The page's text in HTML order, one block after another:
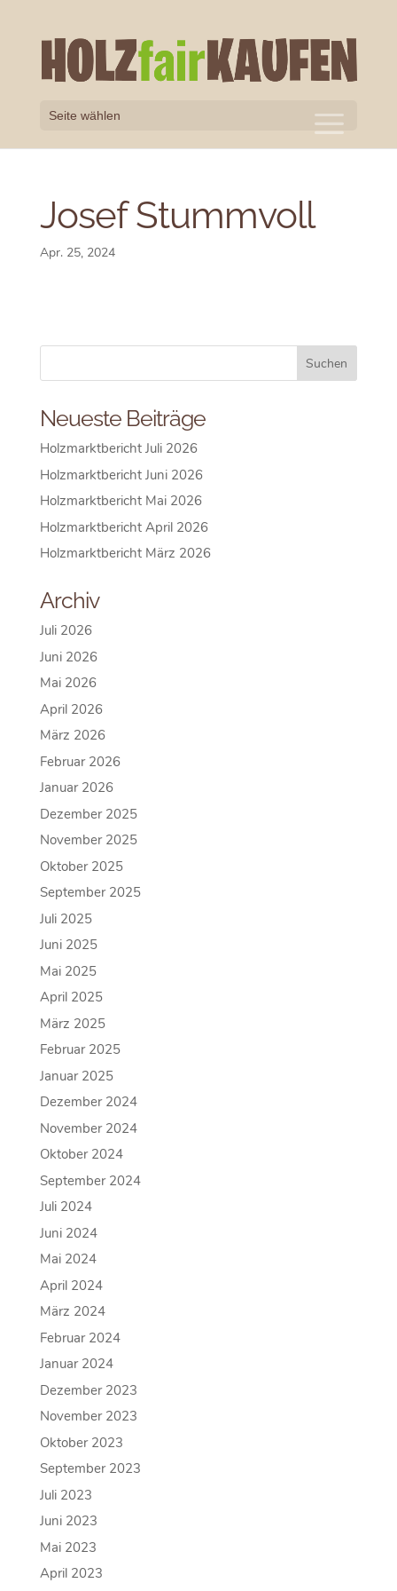
Seite wählen
Josef Stummvoll
Apr. 25, 2024
Neueste Beiträge
Holzmarktbericht Juli 2026
Holzmarktbericht Juni 2026
Holzmarktbericht Mai 2026
Holzmarktbericht April 2026
Holzmarktbericht März 2026
Archiv
Juli 2026
Juni 2026
Mai 2026
April 2026
März 2026
Februar 2026
Januar 2026
Dezember 2025
November 2025
Oktober 2025
September 2025
Juli 2025
Juni 2025
Mai 2025
April 2025
März 2025
Februar 2025
Januar 2025
Dezember 2024
November 2024
Oktober 2024
September 2024
Juli 2024
Juni 2024
Mai 2024
April 2024
März 2024
Februar 2024
Januar 2024
Dezember 2023
November 2023
Oktober 2023
September 2023
Juli 2023
Juni 2023
Mai 2023
April 2023